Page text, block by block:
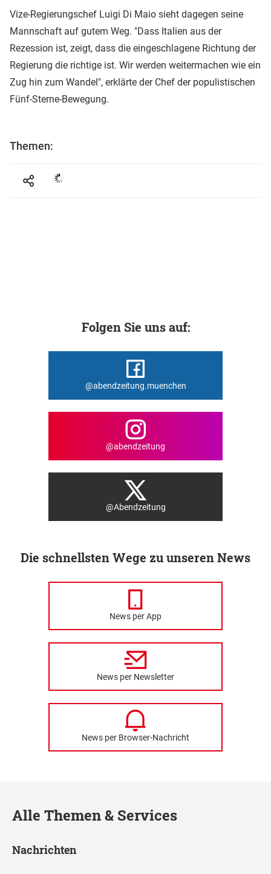
Vize-Regierungschef Luigi Di Maio sieht dagegen seine
Mannschaft auf gutem Weg. "Dass Italien aus der
Rezession ist, zeigt, dass die eingeschlagene Richtung der
Regierung die richtige ist. Wir werden weitermachen wie ein
Zug hin zum Wandel", erklärte der Chef der populistischen
Fünf-Sterne-Bewegung.
Themen:
Folgen Sie uns auf:
@abendzeitung.muenchen
@abendzeitung
@Abendzeitung
Die schnellsten Wege zu unseren News
News per App
News per Newsletter
News per Browser-Nachricht
Alle Themen & Services
Nachrichten